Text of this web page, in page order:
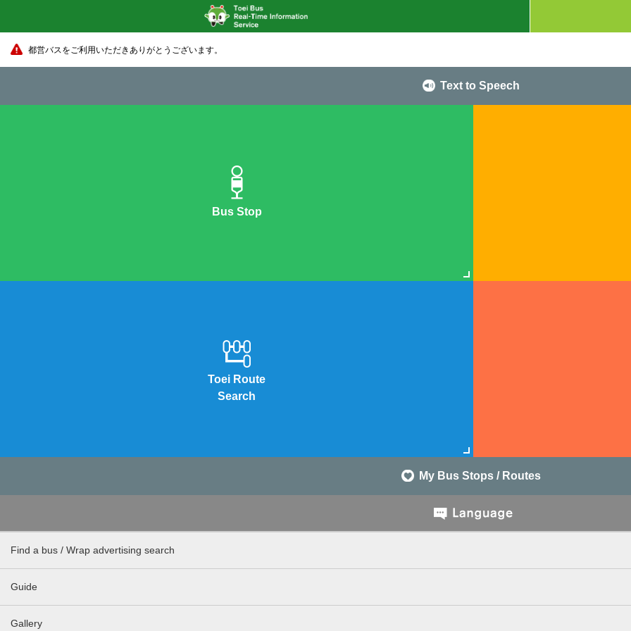
都営バスをご利用いただきありがとうございます。
Text to Speech
Bus Stop
Toei Route
Search
My Bus Stops / Routes
Find a bus / Wrap advertising search
Guide
Gallery